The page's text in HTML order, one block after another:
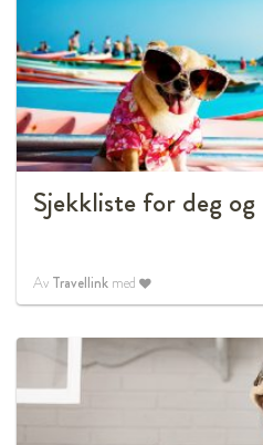
Sjekkliste for deg
Av Travellink med